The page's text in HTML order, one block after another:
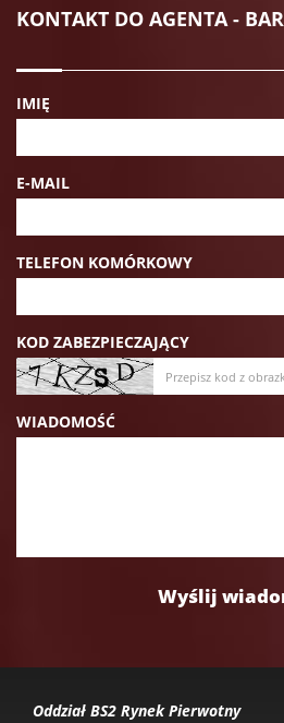
KONTAKT DO AGENTA -
IMIĘ
E-MAIL
TELEFON KOMÓRKOWY
KOD ZABEZPIECZAJĄCY
WIADOMOŚĆ
Oddział BS2 Rynek Pierwotny